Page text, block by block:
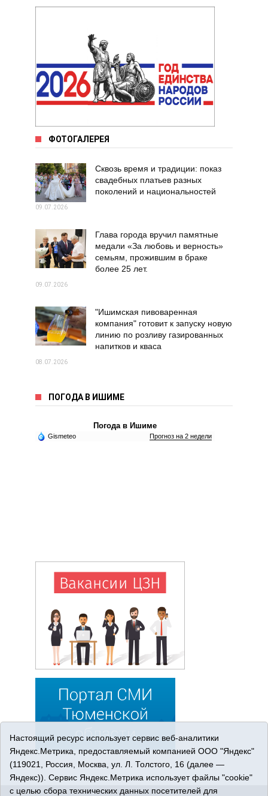
ФОТОГАЛЕРЕЯ
Сквозь время и традиции: показ
свадебных платьев разных
поколений и национальностей
09.07.2026
Глава города вручил памятные
медали «За любовь и верность»
семьям, прожившим в браке
более 25 лет.
09.07.2026
"Ишимская пивоваренная
компания" готовит к запуску новую
линию по розливу газированных
напитков и кваса
08.07.2026
ПОГОДА В ИШИМЕ
Погода в Ишиме
Gismeteo Прогноз на 2 недели
Настоящий ресурс использует сервис веб-аналитики
Яндекс.Метрика, предоставляемый компанией ООО "Яндекс"
(119021, Россия, Москва, ул. Л. Толстого, 16 (далее —
Яндекс)). Сервис Яндекс.Метрика использует файлы "cookie"
с целью сбора технических данных посетителей для